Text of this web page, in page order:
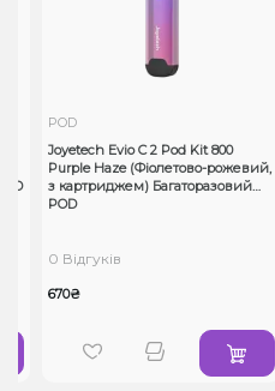
POD
Joyetech Evio C 2 Pod Kit 800
Purple Haze (Фіолетово-рожевий,
з картриджем) Багаторазовий
POD
0 Відгуків
670₴